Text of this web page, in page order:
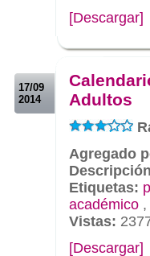
[Descargar]
17/09
2014
Adultos
Agregado
Etiquetas:
académico ,
Vistas:
[Descargar]